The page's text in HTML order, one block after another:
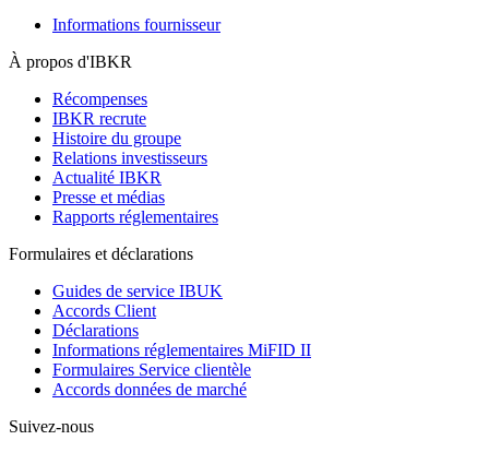
Informations fournisseur
À propos d'IBKR
Récompenses
IBKR recrute
Histoire du groupe
Relations investisseurs
Actualité IBKR
Presse et médias
Rapports réglementaires
Formulaires et déclarations
Guides de service IBUK
Accords Client
Déclarations
Informations réglementaires MiFID II
Formulaires Service clientèle
Accords données de marché
Suivez-nous